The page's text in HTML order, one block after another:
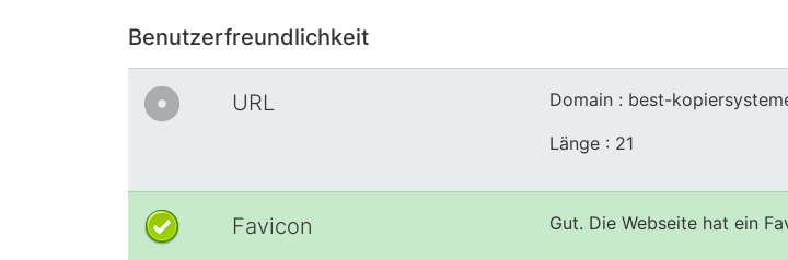
Benutzerfreundlichkeit
URL
Domain : best-
Länge : 21
Favicon Gut. Die Webseite hat ein